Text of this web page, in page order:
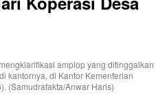
amplop yang ditinggalkan
kantornya, di Kantor Kementerian
(Samudrafakta/Anwar Haris)